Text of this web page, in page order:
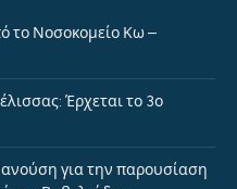
το Νοσοκομείο Κω –
Έρχεται το 3ο
για την παρουσίαση